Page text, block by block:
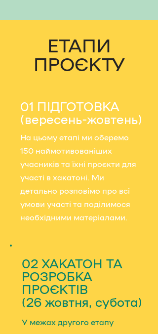
ЕТАПИ
ПРОЄКТУ
01 ПІДГОТОВКА
(вересень-жовтень)
На цьому етапі ми оберемо
150 наймотивованіших
учасників та їхні проєкти для
участі в хакатоні. Ми
детально розповімо про всі
умови участі та поділимося
необхідними матеріалами.
02 ХАКАТОН ТА
РОЗРОБКА
ПРОЄКТІВ
(26 жовтня, субота)
У межах другого етапу